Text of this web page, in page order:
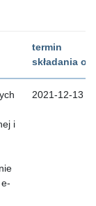
termin
składania
i
2021-12-13